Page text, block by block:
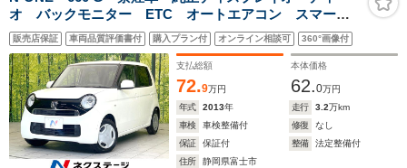
オ バックモニター ETC オートエアコン スマート
キー Bluetooth HDMI端子 ヘッドライトレベライザ
ー 電動格納ミラー アームスト ベンチシート
販売店保証 車両品質評価書付 購入プラン付 オンライン相談可 360°画像付
支払総額
72.9万円
本体価格
62.0万円
年式
2013年 走行 3.2万km
車検
車検整備付 修復
なし
保証
保証付 整備
法定整備付
住所
静岡県富士市